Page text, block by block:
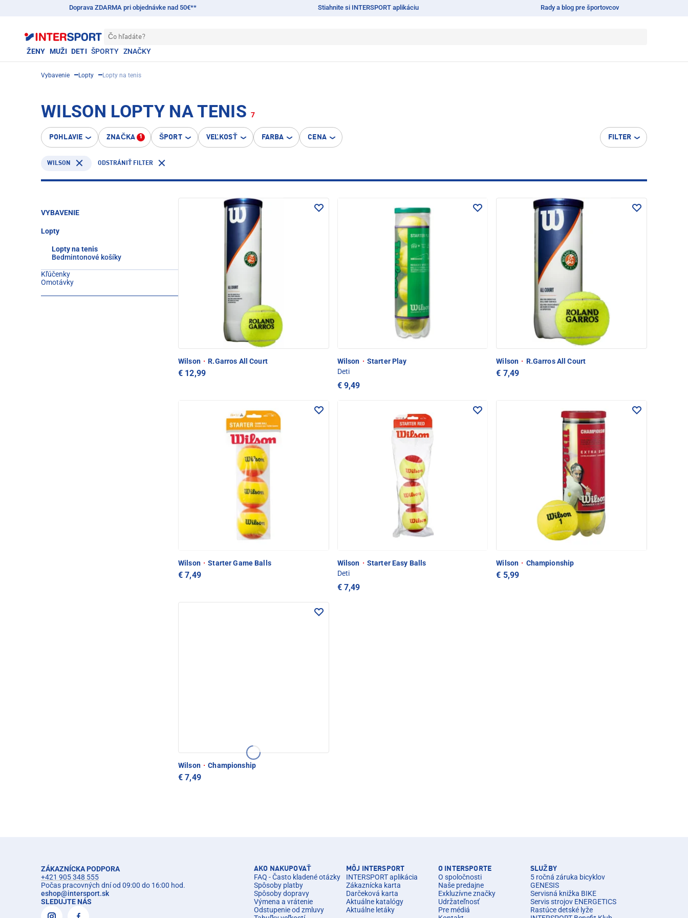
Doprava ZDARMA pri objednávke nad 50€** Stiahnite si INTERSPORT aplikáciu Rady a blog pre športovcov
Čo hľadáte?
ŽENY MUŽI DETI ŠPORTY ZNAČKY
Vybavenie Lopty Lopty na tenis
WILSON LOPTY NA TENIS 7
POHLAVIE ZNAČKA 1 ŠPORT VEĽKOSŤ FARBA CENA FILTER
WILSON ODSTRÁNIŤ FILTER
VYBAVENIE
Lopty
Lopty na tenis
Bedmintonové košíky
Kľúčenky
Omotávky
Wilson · R.Garros All Court
€ 12,99
Wilson · Starter Play
Deti
€ 9,49
Wilson · R.Garros All Court
€ 7,49
Wilson · Starter Game Balls
€ 7,49
Wilson · Starter Easy Balls
Deti
€ 7,49
Wilson · Championship
€ 5,99
Wilson · Championship
€ 7,49
ZÁKAZNÍCKA PODPORA
+421 905 348 555
Počas pracovných dní od 09:00 do 16:00 hod.
eshop@intersport.sk
SLEDUJTE NÁS
AKO NAKUPOVAŤ
FAQ - Často kladené otázky
Spôsoby platby
Spôsoby dopravy
Výmena a vrátenie
Odstupenie od zmluvy
MÔJ INTERSPORT
INTERSPORT aplikácia
Zákaznícka karta
Darčeková karta
Aktuálne katalógy
Aktuálne letáky
O INTERSPORTE
O spoločnosti
Naše predajne
Exkluzívne značky
Udržateľnosť
Pre médiá
SLUŽBY
5 ročná záruka bicyklov
GENESIS
Servisná knižka BIKE
Servis strojov ENERGETICS
Rastúce detské lyže